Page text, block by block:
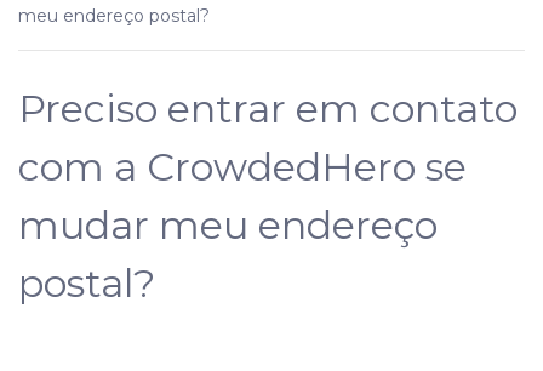
meu endereço postal?
Preciso entrar em contato
com a CrowdedHero se
mudar meu endereço
postal?